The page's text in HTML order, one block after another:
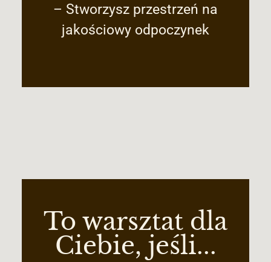
– Stworzysz przestrzeń na
jakościowy odpoczynek
To warsztat dla
Ciebie, jeśli...